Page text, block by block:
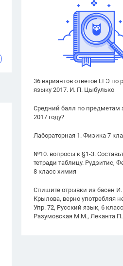
36 вариантов ответов ЕГЭ по
языку 2017. И. П. Цыбулько
Средний балл по предметам
2017 году?
Лабораторная 1. Физика 7
№10. вопросы к §1-3.
тетради таблицу. Рудзитис,
8 класс химия
Спишите отрывки из басен И.
Крылова, верно употребляя
Упр. 72, Русский язык, 6
Разумовская М.М., Леканта